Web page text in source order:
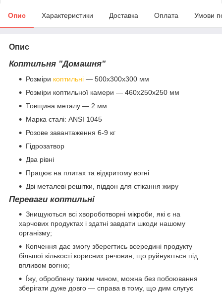
Опис Характеристики Доставка Оплата Умови
Опис
Коптильня "Домашня"
Розміри коптильні — 500х300х300 мм
Розміри коптильної камери — 460х250х250 мм
Товщина металу — 2 мм
Марка сталі: ANSI 1045
Розове завантаження 6-9 кг
Гідрозатвор
Два рівні
Працює на плитах та відкритому вогні
Дві металеві решітки, піддон для стікання жиру
Переваги коптильні
Знищуються всі хвороботворні мікроби, які є на
харчових продуктах і здатні завдати шкоди нашому
організму;
Копчення дає змогу зберегтись всередині продукту
більшої кількості корисних речовин, що руйнуються під
впливом вогню;
Їжу, оброблену таким чином, можна без побоювання
зберігати дуже довго — справа в тому, що дим слугує